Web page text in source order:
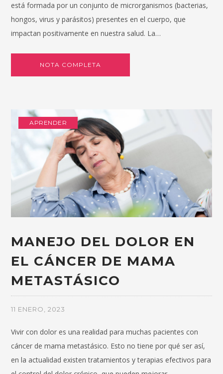
está formada por un conjunto de microrganismos (bacterias,
hongos, virus y parásitos) presentes en el cuerpo, que
impactan positivamente en nuestra salud. La…
NOTA COMPLETA
APRENDER
MANEJO DEL DOLOR EN
EL CÁNCER DE MAMA
METASTÁSICO
11 ENERO, 2023
Vivir con dolor es una realidad para muchas pacientes con
cáncer de mama metastásico. Esto no tiene por qué ser así,
en la actualidad existen tratamientos y terapias efectivos para